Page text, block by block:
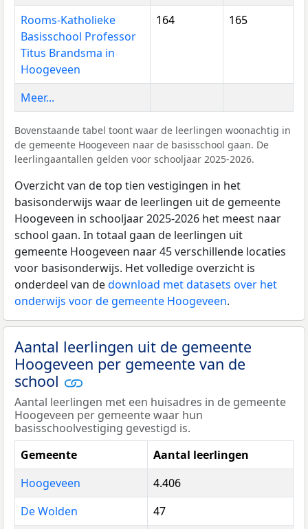
Rooms-Katholieke
Basisschool Professor
Titus Brandsma in
Hoogeveen
164 165
Meer...
Bovenstaande tabel toont waar de leerlingen woonachtig in
de gemeente Hoogeveen naar de basisschool gaan. De
leerlingaantallen gelden voor schooljaar 2025-2026.
Overzicht van de top tien vestigingen in het
basisonderwijs waar de leerlingen uit de gemeente
Hoogeveen in schooljaar 2025-2026 het meest naar
school gaan. In totaal gaan de leerlingen uit
gemeente Hoogeveen naar 45 verschillende locaties
voor basisonderwijs. Het volledige overzicht is
onderdeel van dedownload met datasets over het
onderwijs voor de gemeente Hoogeveen.
Aantal leerlingen uit de gemeente
Hoogeveen per gemeente van de
school
Aantal leerlingen met een huisadres in de gemeente
Hoogeveen per gemeente waar hun
basisschoolvestiging gevestigd is.
Gemeente
Aantal leerlingen
Hoogeveen
4.406
De Wolden
47